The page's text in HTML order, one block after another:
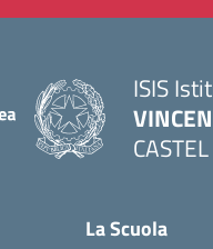
ISIS
La Scuola